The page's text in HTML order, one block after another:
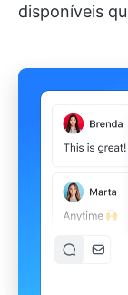
disponíveis